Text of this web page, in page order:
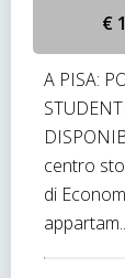
€
A PISA:
centro
di